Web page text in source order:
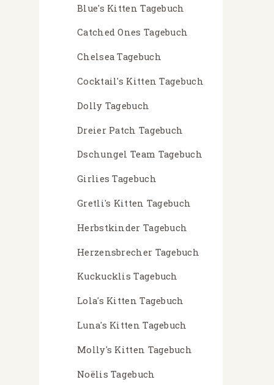
Blue's Kitten Tagebuch
Catched Ones Tagebuch
Chelsea Tagebuch
Cocktail's Kitten Tagebuch
Dolly Tagebuch
Dreier Patch Tagebuch
Dschungel Team Tagebuch
Girlies Tagebuch
Gretli's Kitten Tagebuch
Herbstkinder Tagebuch
Herzensbrecher Tagebuch
Kuckucklis Tagebuch
Lola's Kitten Tagebuch
Luna's Kitten Tagebuch
Molly's Kitten Tagebuch
Noëlis Tagebuch